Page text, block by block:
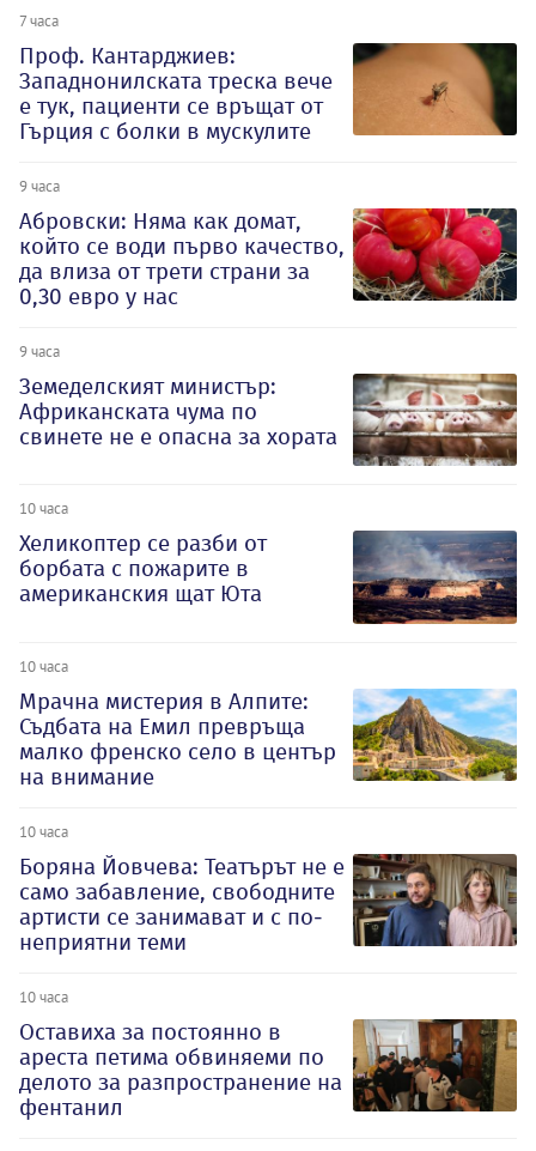
7 часа
Проф. Кантарджиев:
Западнонилската треска вече
е тук, пациенти се връщат от
Гърция с болки в мускулите
9 часа
Абровски: Няма как домат,
който се води първо качество,
да влиза от трети страни за
0,30 евро у нас
9 часа
Земеделският министър:
Африканската чума по
свинете не е опасна за хората
10 часа
Хеликоптер се разби от
борбата с пожарите в
американския щат Юта
10 часа
Мрачна мистерия в Алпите:
Съдбата на Емил превръща
малко френско село в център
на внимание
10 часа
Боряна Йовчева: Театърът не е
само забавление, свободните
артисти се занимават и с по-
неприятни теми
10 часа
Оставиха за постоянно в
ареста петима обвиняеми по
делото за разпространение на
фентанил